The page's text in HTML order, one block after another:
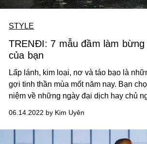
STYLE
TRENĐI: 7 mẫu đầm làm
của bạn
Lấp lánh, kim loại, nơ và táo bạo là
gợi tinh thần mùa mốt năm nay. Bạn
niệm về những ngày đại dịch hay chủ
06.14.2022 by Kim Uyên